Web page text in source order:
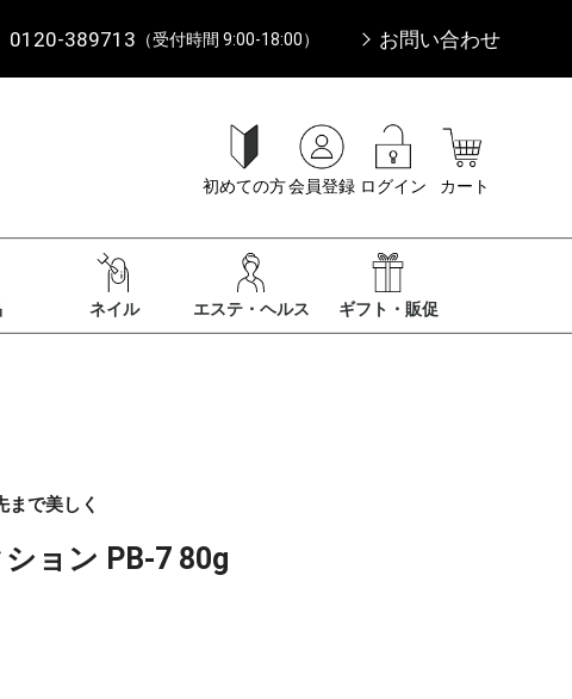
0120-389713 （受付時間 9:00-18:00） お問い合わせ
初めての方会員登録 ログイン カート
ネイル エステ・ヘルス ギフト・販促
まで美しく
ョン PB-7 80g